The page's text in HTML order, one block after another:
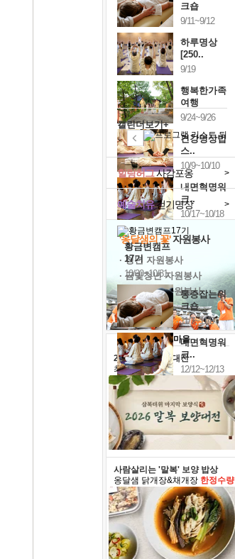
크숍
9/11~9/12
하루명상
[250..
9/19
행복한가족
여행
9/24~9/26
건강명상법
스..
10/9~10/10
내면혁명워
크..
10/17~10/18
황금변캠프
17기
10/30~10/31
통증잡는워
크숍
11/7~11/8
내면혁명워
크..
12/12~12/13
캘린더보기+
예술치유걷기명상 >
힐링허그사감포옹 >
'옹달샘의 꽃'자원봉사
· 청년 자원봉사
· 금빛청년 자원봉사
· 음식연구 자원봉사
2026 말복 보양대전
최대74%할인
사람살리는 '말복' 보양 밥상
옹달샘 닭개장&채개장 한정수량